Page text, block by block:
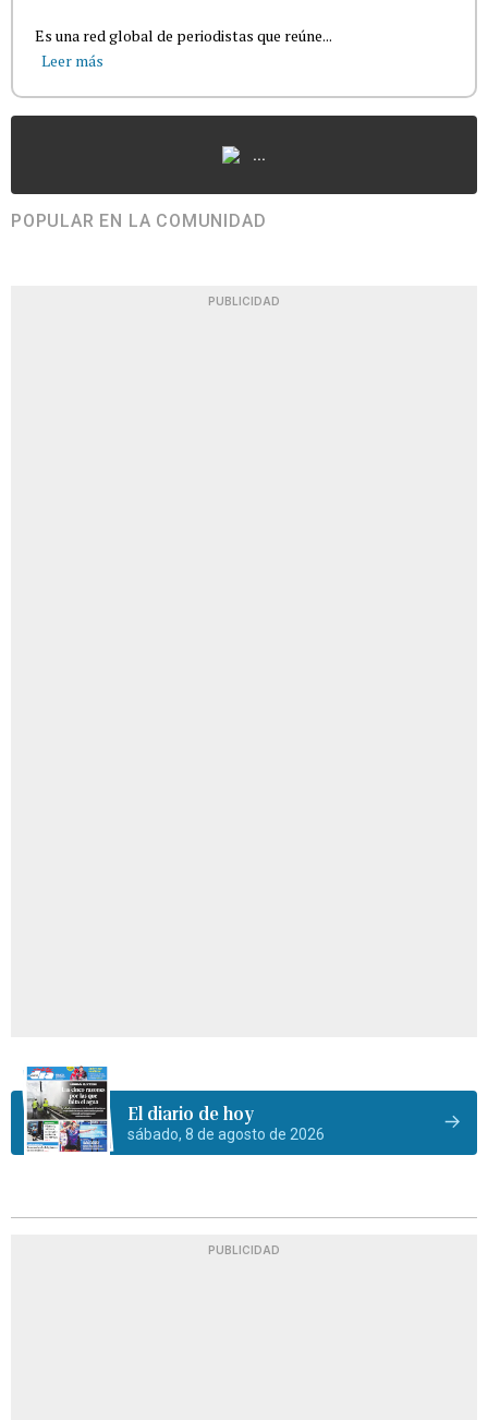
Es una red global de periodistas que reúne...
Leer más
...
POPULAR EN LA COMUNIDAD
PUBLICIDAD
El diario de hoy
sábado, 8 de agosto de 2026
PUBLICIDAD